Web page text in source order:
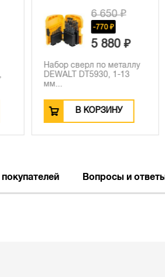
₽
металлу
1-13
Набор полотен для
сабельных пил по
В КОРЗИНУ
Вопросы и ответы